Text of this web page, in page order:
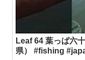
Leaf 64 葉っぱ六
県） #fishing